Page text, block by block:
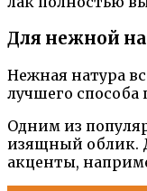
Для нежной
Нежная натура
лучшего
Одним из
изящный облик.
акценты,